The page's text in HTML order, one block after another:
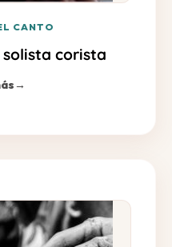
CANTO
corista
→